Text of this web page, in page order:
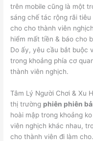
trên mobile cũng là một
sáng chế tác rộng rãi
cho cho thành viên
hiểm mất tiền & báo cho
Do ấy, yêu cầu bắt buộc
trong khoảng phía cơ
thành viên nghịch.
Tâm Lý Người Chơi & Xu
thị trường phiên phiên
hoài mập trong khoảng
viên nghịch khác nhau,
cho thành viên đi làm